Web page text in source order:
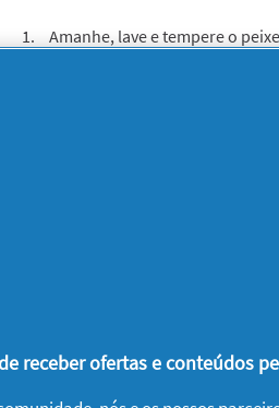
Amanhe, lave e tempere o
Este texto foi escrito ao abrigo do novo
receber ofertas e conteúdos